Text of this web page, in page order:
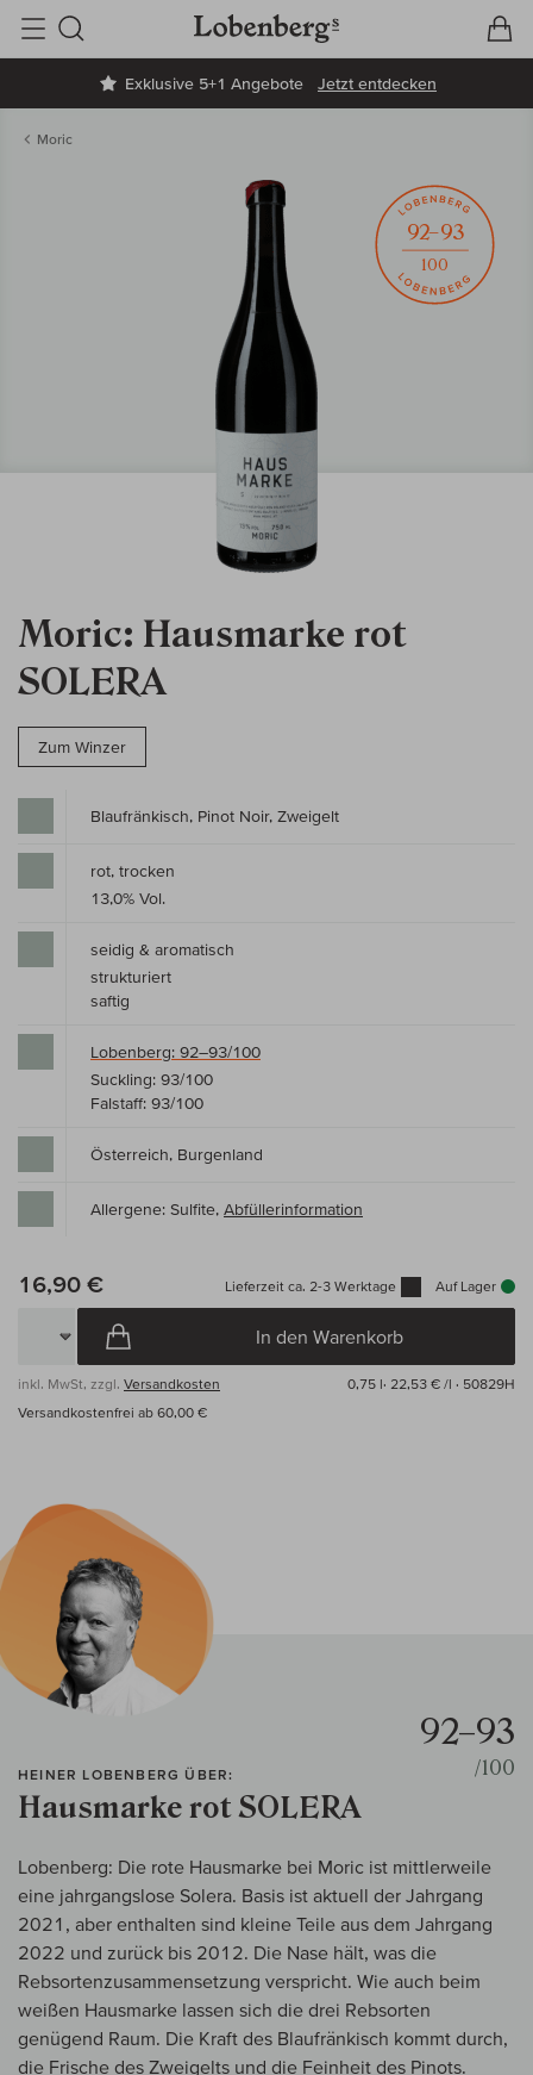
Exklusive 5+1 Angebote Jetzt entdecken
Suche
Moric
Moric: Hausmarke rot
SOLERA
Zum Winzer
92–93
100
Blaufränkisch, Pinot Noir, Zweigelt
rot, trocken
13,0% Vol.
seidig & aromatisch
strukturiert
saftig
Lobenberg: 92–93/100
Suckling: 93/100
Falstaff: 93/100
Österreich, Burgenland
Allergene: Sulfite, Abfüllerinformation
16,90 € Lieferzeit ca. 2-3 Werktage Auf Lager
In den Warenkorb
inkl. MwSt, zzgl. Versandkosten 0,75 l· 22,53 € /l · 50829H
Versandkostenfrei ab 60,00 €
HEINER LOBENBERG ÜBER:
Hausmarke rot SOLERA
92–93
/100
Lobenberg: Die rote Hausmarke bei Moric ist mittlerweile
eine jahrgangslose Solera. Basis ist aktuell der Jahrgang
2021, aber enthalten sind kleine Teile aus dem Jahrgang
2022 und zurück bis 2012. Die Nase hält, was die
Rebsortenzusammensetzung verspricht. Wie auch beim
weißen Hausmarke lassen sich die drei Rebsorten
genügend Raum. Die Kraft des Blaufränkisch kommt durch,
die Frische des Zweigelts und die Feinheit des Pinots.